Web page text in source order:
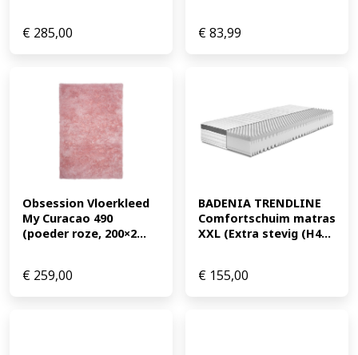
€ 285,00 €83,99
Obsession Vloerkleed
My Curacao 490
(poeder roze, 200×2...
€ 259,00
BADENIA TRENDLINE
Comfortschuim matras
XXL (Extra stevig (H4...
€ 155,00